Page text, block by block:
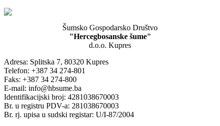
Šumsko Gospodarsko Društvo
"Hercegbosanske šume"
d.o.o. Kupres
Adresa: Splitska 7, 80320 Kupres
Telefon: +387 34 274-801
Faks: +387 34 274-800
E-mail: info@hbsume.ba
Identifikacijski broj: 4281038670003
Br. u registru PDV-a: 281038670003
Br. rj. upisa u sudski registar: U/I-87/2004